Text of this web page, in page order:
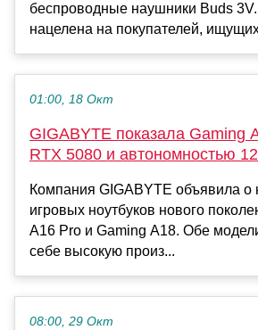
беспроводные наушники Buds
нацелена на покупателей,
01:00, 18 Окт
GIGABYTE показала Gaming
RTX 5080 и автономностью
Компания GIGABYTE объявила о
игровых ноутбуков нового
A16 Pro и Gaming A18. Обе
себе высокую произ...
08:00, 29 Окт